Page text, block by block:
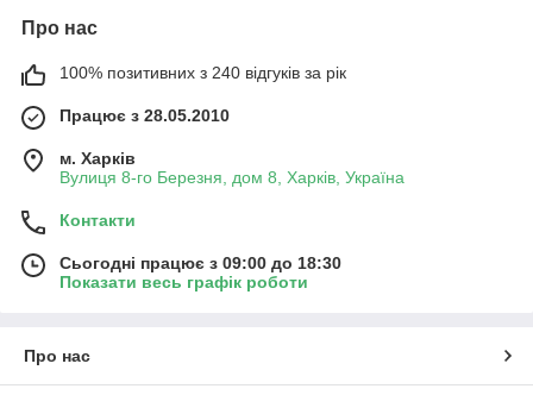
Про нас
100% позитивних з 240 відгуків за рік
Працює з 28.05.2010
м. Харків
Вулиця 8-го Березня, дом 8, Харків, Україна
Контакти
Сьогодні працює з 09:00 до 18:30
Показати весь графік роботи
Про нас